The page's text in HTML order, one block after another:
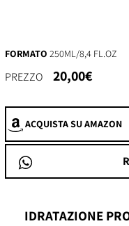
FORMATO 250ML/8,4 FL.OZ
PREZZO 20,00€
ACQUISTASU AMAZON
IDRATAZIONE